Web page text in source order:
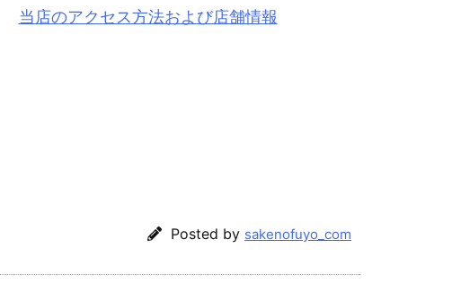
当店のアクセス方法および店舗情報
Posted by sakenofuyo_com